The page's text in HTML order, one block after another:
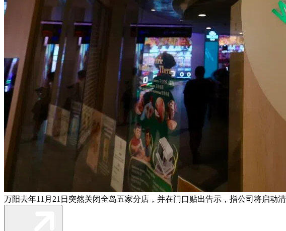
万阳去年11月21日突然关闭全岛五家分店，并在门口贴出告示，指公司将启动